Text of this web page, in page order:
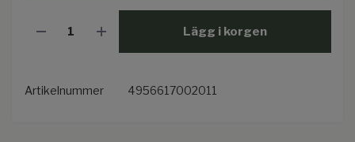
Lägg i korgen
Artikelnummer 4956617002011